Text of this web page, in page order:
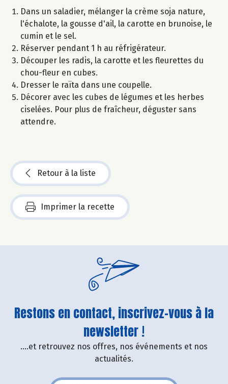
Dans un saladier, mélanger la crème soja nature,
l'échalote, la gousse d'ail, la carotte en brunoise, le
cumin et le sel.
Réserver pendant 1 h au réfrigérateur.
Découper les radis, la carotte et les fleurettes du
chou-fleur en cubes.
Dresser le raïta dans une coupelle.
Décorer avec les cubes de légumes et les herbes
ciselées. Pour plus de fraîcheur, déguster sans
attendre.
Retour à la liste
Imprimer la recette
Restons en contact, inscrivez-vous à la
newsletter !
....et retrouvez nos offres, nos événements et nos
actualités.